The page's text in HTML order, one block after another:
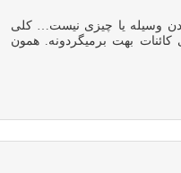
وسیله یا چیزی نیست… کلی
بهت برمیگردونه. همون